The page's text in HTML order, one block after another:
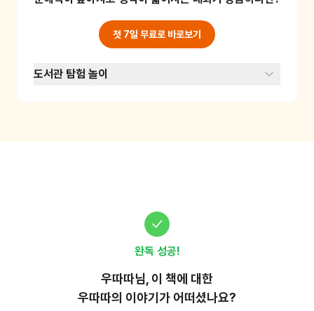
책장 또는 상자, 종이(대출 카드 만들기용)
첫 7일 무료로 바로보기
도서관 탐험 놀이
완독 성공!
우따따님, 이 책에 대한
우따따의 이야기가 어떠셨나요?